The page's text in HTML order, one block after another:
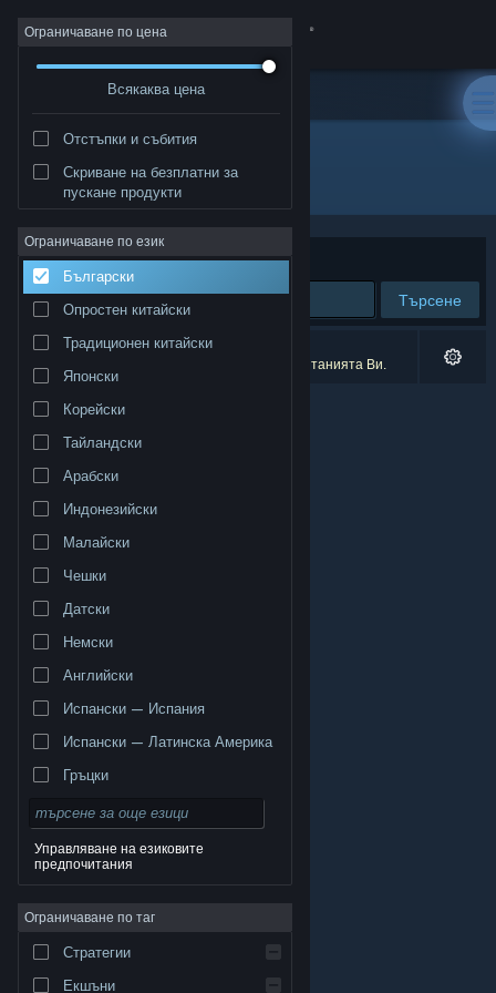
Вписване
Относно
Поддръжка
Смяна на езика
търговски марки принадлежат на съответните им
собственици в САЩ и други страни.
поверителност|Юридическа информация|
Достъпност|Условия за ползване на Steam
Възстановявания|Бисквитки
Ограничаване по цена
Всякаква цена
Отстъпки и събития
Скриване на безплатни за
пускане продукти
Ограничаване по език
Български
Опростен китайски
Традиционен китайски
Японски
Корейски
Тайландски
Арабски
Индонезийски
Малайски
Чешки
Датски
Немски
Английски
Испански — Испания
Испански — Латинска Америка
Гръцки
Управляване на езиковите
предпочитания
Ограничаване по таг
Стратегии
Екшъни
Разработчик: David Czarnowski
Сортиране по Съответстване
Търсене
0 резултата съответстват на търсенето Ви.
1 заглавие беше изключено спрямо предпочитанията Ви.